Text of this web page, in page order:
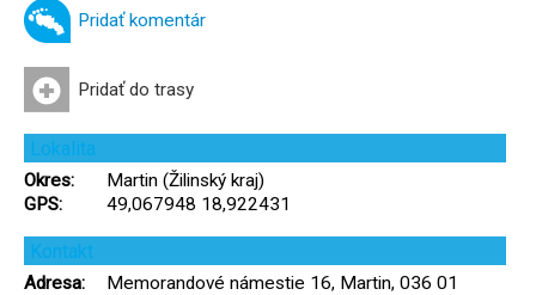
Pridať komentár
Pridať do trasy
Lokalita
Okres:
Martin (Žilinský kraj)
GPS:
49,067948 18,922431
Kontakt
Adresa:
Memorandové námestie 16, Martin, 036 01